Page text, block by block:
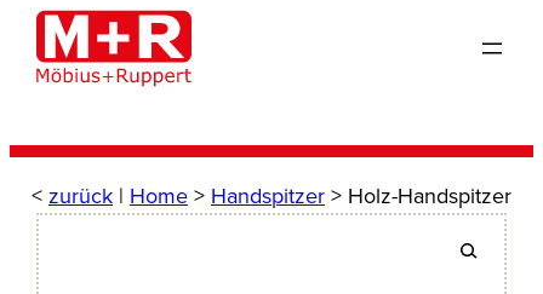
< zurück | Home > Handspitzer > Holz-Handspitzer